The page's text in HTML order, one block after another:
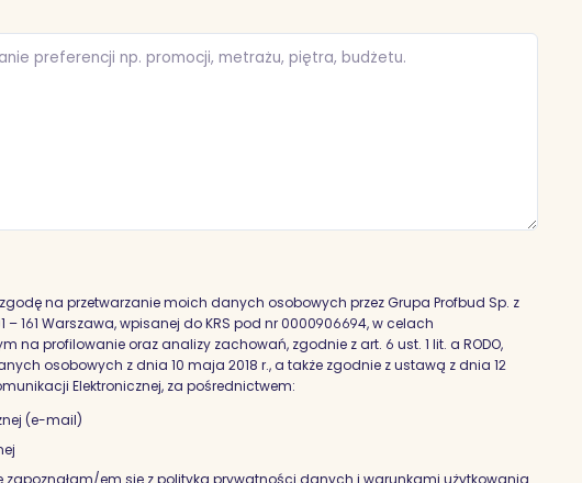
na przetwarzanie moich danych osobowych przez Grupa Profbud Sp. z
– 161 Warszawa, wpisanej do KRS pod nr 0000906694, w celach
na profilowanie oraz analizy zachowań, zgodnie z art. 6 ust. 1 lit. a RODO,
osobowych z dnia 10 maja 2018 r., a także zgodnie z ustawą z dnia 12
Elektronicznej, za pośrednictwem:
(e-mail)
zapoznałam/em się z polityką prywatności danych i warunkami użytkowania